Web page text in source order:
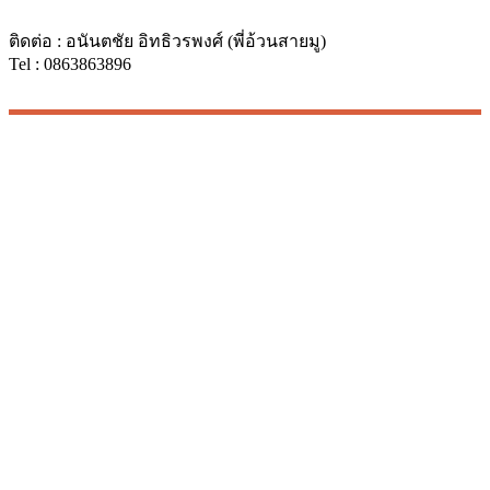
ติดต่อ : อนันตชัย อิทธิวรพงศ์ (พี่อ้วนสายมู)
Tel : 0863863896